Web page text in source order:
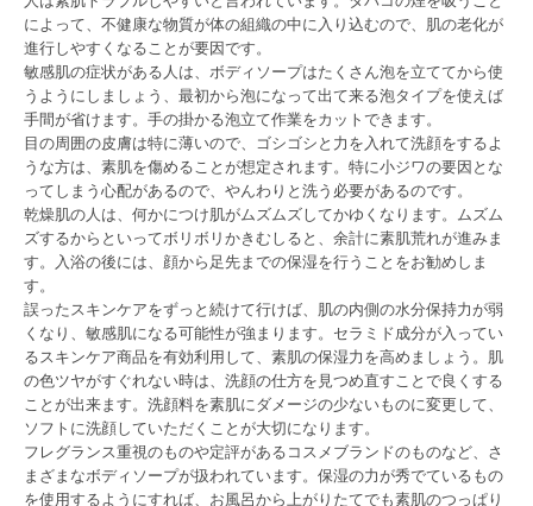
によって、不健康な物質が体の組織の中に入り込むので、肌の老化が
進行しやすくなることが要因です。
敏感肌の症状がある人は、ボディソープはたくさん泡を立ててから使
うようにしましょう、最初から泡になって出て来る泡タイプを使えば
手間が省けます。手の掛かる泡立て作業をカットできます。
目の周囲の皮膚は特に薄いので、ゴシゴシと力を入れて洗顔をするよ
うな方は、素肌を傷めることが想定されます。特に小ジワの要因とな
ってしまう心配があるので、やんわりと洗う必要があるのです。
乾燥肌の人は、何かにつけ肌がムズムズしてかゆくなります。ムズム
ズするからといってボリボリかきむしると、余計に素肌荒れが進みま
す。入浴の後には、顔から足先までの保湿を行うことをお勧めしま
す。
誤ったスキンケアをずっと続けて行けば、肌の内側の水分保持力が弱
くなり、敏感肌になる可能性が強まります。セラミド成分が入ってい
るスキンケア商品を有効利用して、素肌の保湿力を高めましょう。肌
の色ツヤがすぐれない時は、洗顔の仕方を見つめ直すことで良くする
ことが出来ます。洗顔料を素肌にダメージの少ないものに変更して、
ソフトに洗顔していただくことが大切になります。
フレグランス重視のものや定評があるコスメブランドのものなど、さ
まざまなボディソープが扱われています。保湿の力が秀でているもの
を使用するようにすれば、お風呂から上がりたてでも素肌のつっぱり